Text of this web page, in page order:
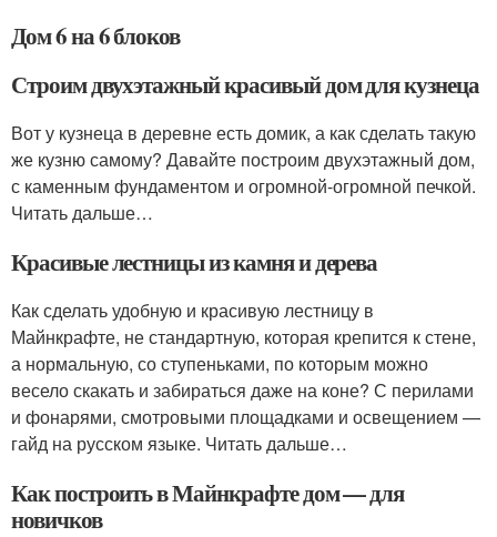
Дом 6 на 6 блоков
Строим двухэтажный красивый дом для кузнеца
Вот у кузнеца в деревне есть домик, а как сделать такую
же кузню самому? Давайте построим двухэтажный дом,
с каменным фундаментом и огромной-огромной печкой.
Читать дальше…
Красивые лестницы из камня и дерева
Как сделать удобную и красивую лестницу в
Майнкрафте, не стандартную, которая крепится к стене,
а нормальную, со ступеньками, по которым можно
весело скакать и забираться даже на коне? С перилами
и фонарями, смотровыми площадками и освещением —
гайд на русском языке. Читать дальше…
Как построить в Майнкрафте дом — для
новичков